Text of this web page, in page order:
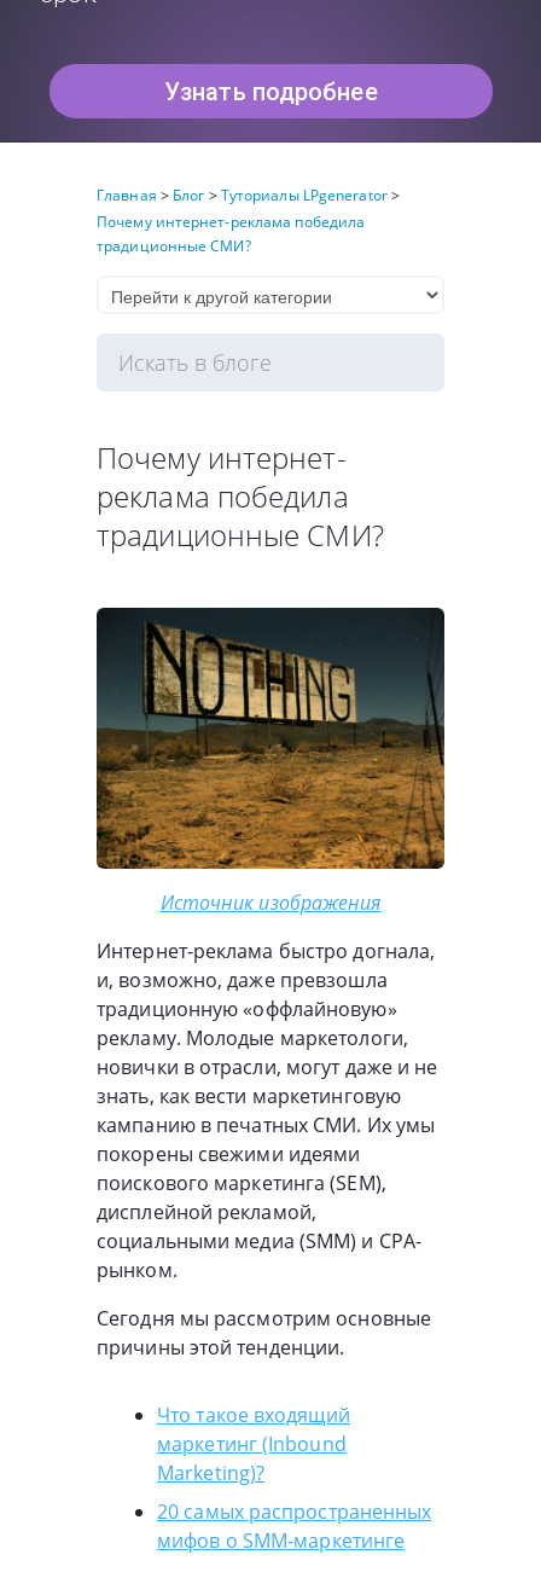
Узнать подробнее
Главная > Блог >Туториалы LPgenerator>
Почему интернет-реклама победила
традиционные СМИ?
Почему интернет-
реклама победила
традиционные СМИ?
Источник изображения
Интернет-реклама быстро догнала,
и, возможно, даже превзошла
традиционную «оффлайновую»
рекламу. Молодые маркетологи,
новички в отрасли, могут даже и не
знать, как вести маркетинговую
кампанию в печатных СМИ. Их умы
покорены свежими идеями
поискового маркетингa (SEM),
дисплейной рекламой,
социальными медиа (SMM) и CPA-
рынком.
Сегодня мы рассмотрим основные
причины этой тенденции.
Что такое входящий
маркетинг (Inbound
Marketing)?
20 самых распространенных
мифов о SMM-маркетинге